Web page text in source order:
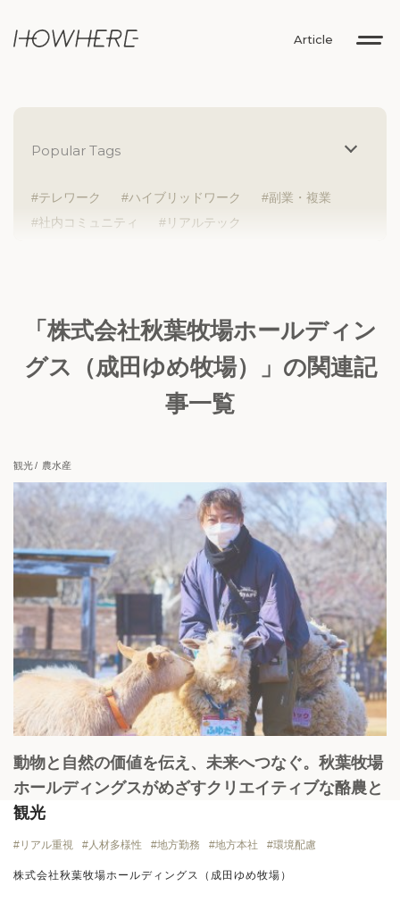
Article
Popular Tags
テレワーク ハイブリッドワーク
副業・複業
社内コミュニティ
リアルテック
サテライトオフィス
ラボラトリー
地方勤務
ABW
SDGs グローバル
スタートアップ
フリーアドレス
View all
「株式会社秋葉牧場ホールディン
グス（成田ゆめ牧場）」の関連記
事一覧
観光 農水産
動物と自然の価値を伝え、未来へつなぐ。秋葉牧場
ホールディングスがめざすクリエイティブな酪農と
観光
リアル重視 人材多様性 地方勤務 地方本社 環境配慮
株式会社秋葉牧場ホールディングス（成田ゆめ牧場）